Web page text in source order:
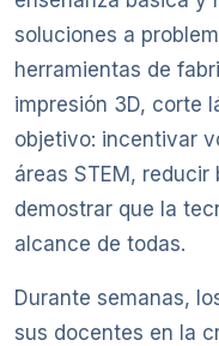
soluciones a
herramientas de
impresión 3D, corte
objetivo: incentivar
áreas STEM,
demostrar que la
alcance de todas.
Durante semanas,
sus docentes en la